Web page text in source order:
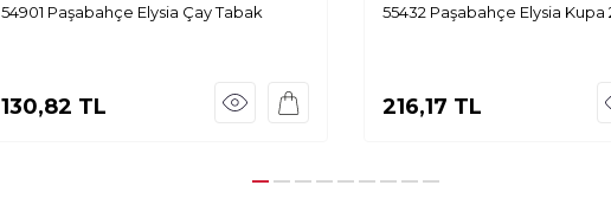
54901 Paşabahçe Elysia Çay Tabak
130,82 TL
55432 Paşabahçe Elysia Kupa
216,17 TL